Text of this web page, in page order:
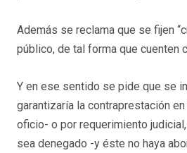
Además se reclama que se fijen
público, de tal forma que cuenten
Y en ese sentido se pide que se
garantizaría la contraprestación
oficio- o por requerimiento
sea denegado -y éste no haya